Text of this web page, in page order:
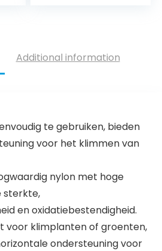
Additional information
te gebruiken, bieden
voor het klimmen van
nylon met hoge
sterkte,
en oxidatiebestendigheid.
voor klimplanten of groenten,
ondersteuning voor